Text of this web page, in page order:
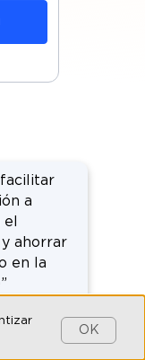
facilitar
a
ahorrar
en la
OK